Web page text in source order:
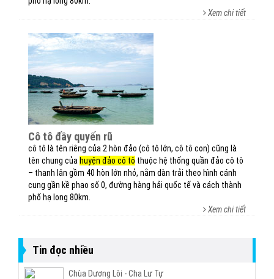
Xem chi tiết
cô tô đầy quyến rũ
cô tô là tên riêng của 2 hòn đảo (cô tô lớn, cô tô con) cũng là
tên chung của huyện đảo cô tô thuộc hệ thống quần đảo cô tô
– thanh lân gồm 40 hòn lớn nhỏ, nằm dàn trải theo hình cánh
cung gần kề phao số 0, đường hàng hải quốc tế và cách thành
phố hạ long 80km.
Xem chi tiết
Tin đọc nhiều
Chùa Dương Lôi - Cha Lư Tự